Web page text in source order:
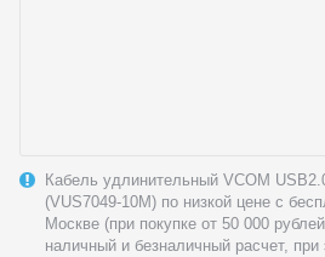
Кабель удлинительный VCOM
(VUS7049-10M) по низкой цене с
Москве (при покупке от 50 000
наличный и безналичный расчет,